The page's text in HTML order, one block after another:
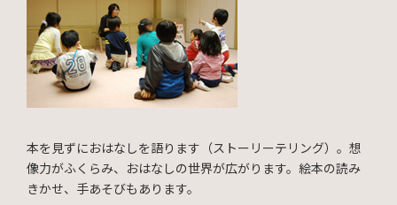
本を見ずにおはなしを語ります（ストーリーテリング）。想
像力がふくらみ、おはなしの世界が広がります。絵本の読み
きかせ、手あそびもあります。